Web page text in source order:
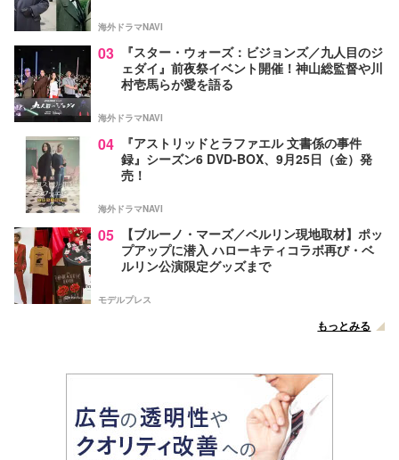
海外ドラマNAVI
03
『スター・ウォーズ：ビジョンズ／九人目のジ
ェダイ』前夜祭イベント開催！神山総監督や川
村壱馬らが愛を語る
海外ドラマNAVI
04
『アストリッドとラファエル 文書係の事件
録』シーズン6 DVD-BOX、9月25日（金）発
売！
海外ドラマNAVI
05
【ブルーノ・マーズ／ベルリン現地取材】ポッ
プアップに潜入 ハローキティコラボ再び・ベ
ルリン公演限定グッズまで
モデルプレス
もっとみる